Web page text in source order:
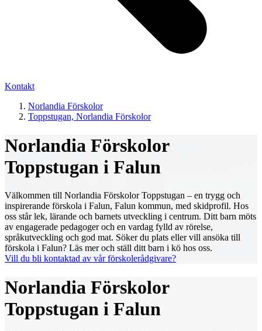
Kontakt
Norlandia Förskolor
Toppstugan, Norlandia Förskolor
Norlandia Förskolor
Toppstugan i Falun
Välkommen till Norlandia Förskolor Toppstugan – en trygg och
inspirerande förskola i Falun, Falun kommun, med skidprofil. Hos
oss står lek, lärande och barnets utveckling i centrum. Ditt barn möts
av engagerade pedagoger och en vardag fylld av rörelse,
språkutveckling och god mat. Söker du plats eller vill ansöka till
förskola i Falun? Läs mer och ställ ditt barn i kö hos oss.
Vill du bli kontaktad av vår förskolerådgivare?
Norlandia Förskolor
Toppstugan i Falun